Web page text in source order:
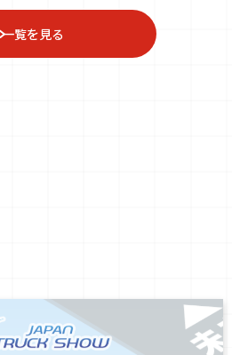
一覧を見る